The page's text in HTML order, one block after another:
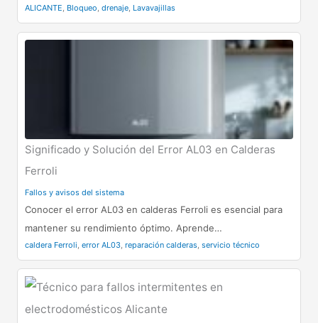
ALICANTE, Bloqueo, drenaje, Lavavajillas
Significado y Solución del Error AL03 en Calderas
Ferroli
Fallos y avisos del sistema
Conocer el error AL03 en calderas Ferroli es esencial para
mantener su rendimiento óptimo. Aprende…
caldera Ferroli error AL03, reparación calderas, servicio técnico